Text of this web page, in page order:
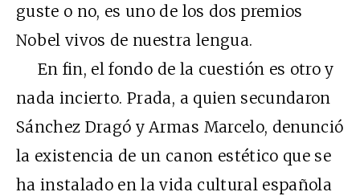
guste o no, es uno de los dos premios
Nobel vivos de nuestra lengua.
En fin, el fondo de la cuestión es otro y
nada incierto. Prada, a quien secundaron
Sánchez Dragó y Armas Marcelo, denunció
la existencia de un canon estético que se
ha instalado en la vida cultural española